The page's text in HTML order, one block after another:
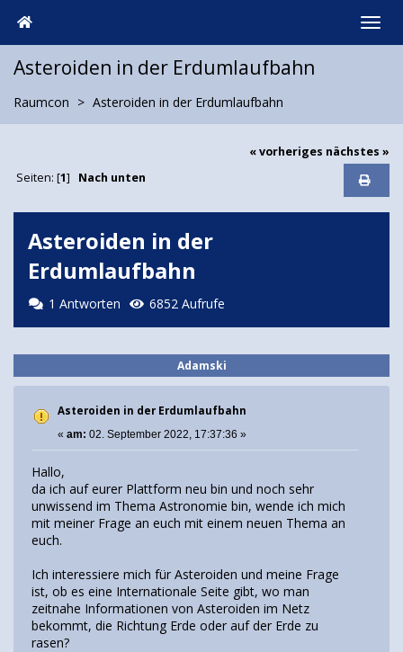
Asteroiden in der Erdumlaufbahn
Raumcon Asteroiden in der Erdumlaufbahn
« vorheriges nächstes »
Seiten: [1] Nach unten
Asteroiden in der
Erdumlaufbahn
1 Antworten 6852 Aufrufe
Adamski
Asteroiden in der Erdumlaufbahn
« am: 02. September 2022, 17:37:36 »
Hallo,
da ich auf eurer Plattform neu bin und noch sehr
unwissend im Thema Astronomie bin, wende ich mich
mit meiner Frage an euch mit einem neuen Thema an
euch.
Ich interessiere mich für Asteroiden und meine Frage
ist, ob es eine Internationale Seite gibt, wo man
zeitnahe Informationen von Asteroiden im Netz
bekommt, die Richtung Erde oder auf der Erde zu
rasen?